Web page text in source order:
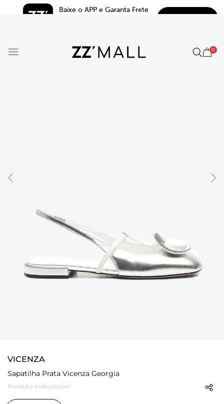
Baixe o APP e Garanta Frete
0
VICENZA
Sapatilha Prata Vicenza Georgia
Produto indisponível